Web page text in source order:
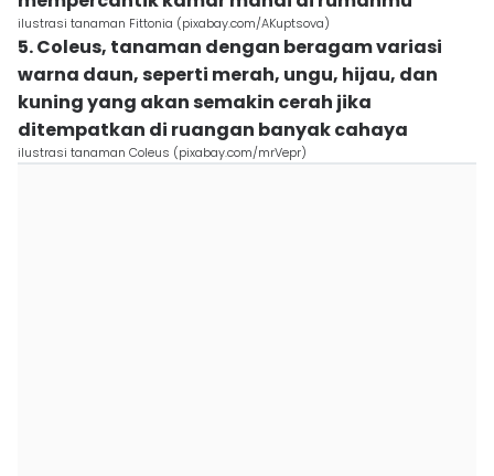
ilustrasi tanaman Fittonia (pixabay.com/AKuptsova)
5. Coleus, tanaman dengan beragam variasi
warna daun, seperti merah, ungu, hijau, dan
kuning yang akan semakin cerah jika
ditempatkan di ruangan banyak cahaya
ilustrasi tanaman Coleus (pixabay.com/mrVepr)